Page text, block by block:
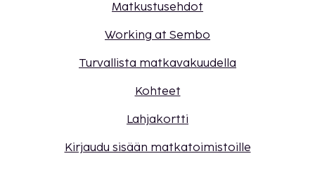
Matkustusehdot
Working at Sembo
Turvallista matkavakuudella
Kohteet
Lahjakortti
Kirjaudu sisään matkatoimistoille